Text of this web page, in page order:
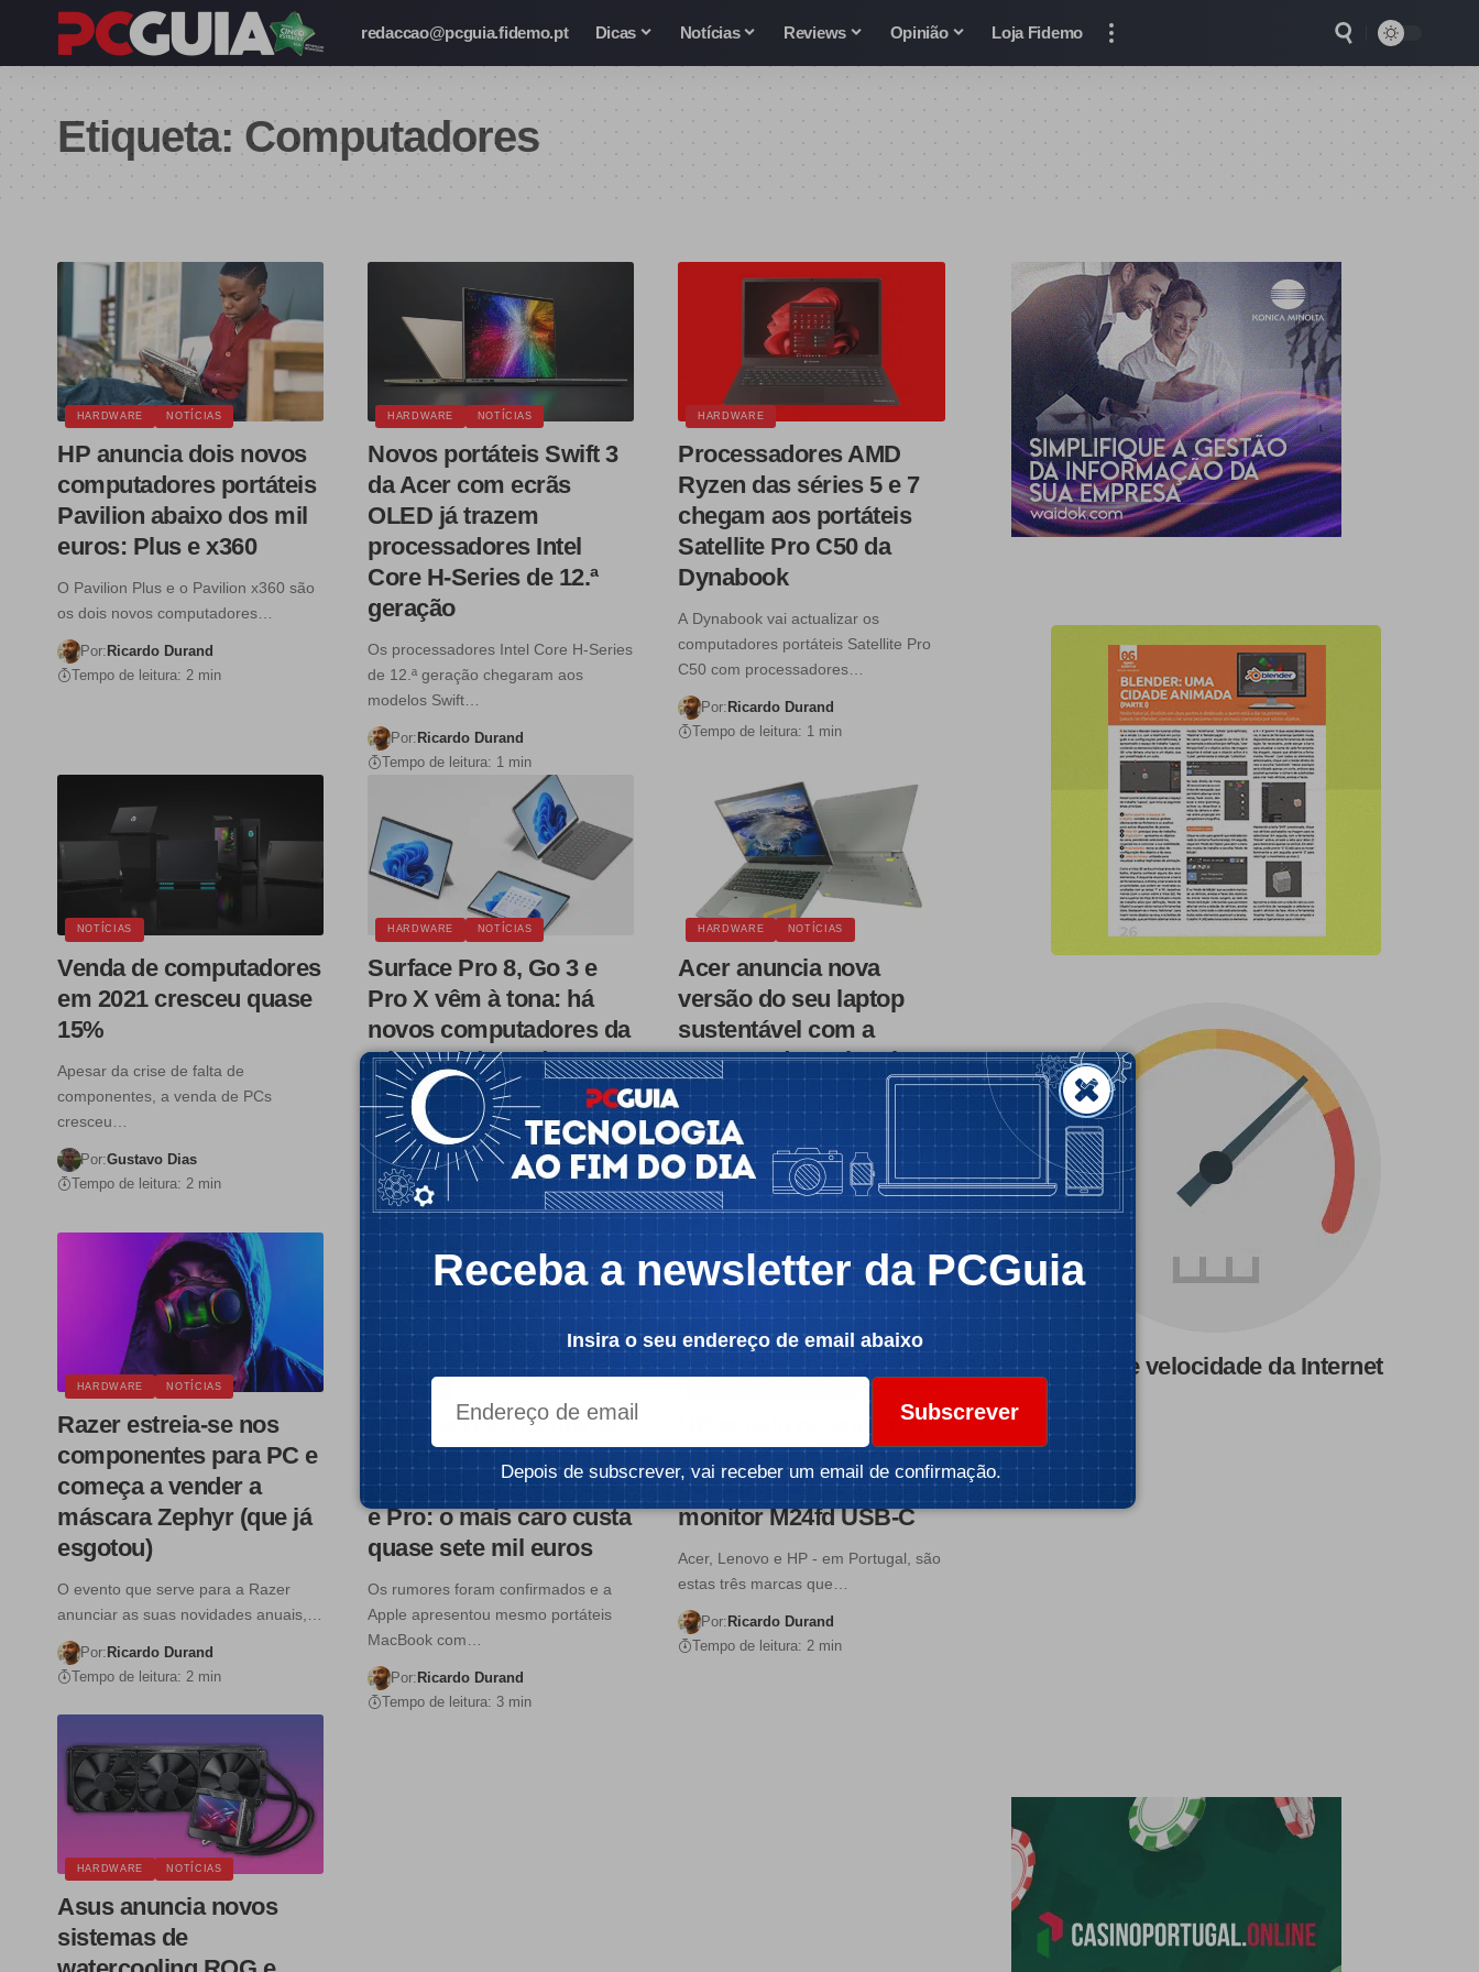
redaccao@pcguia.fidemo.pt Dicas Notícias Reviews Opinião Loja Fidemo
Etiqueta: Computadores
HARDWARE NOTÍCIAS
HP anuncia dois novos
computadores portáteis
Pavilion abaixo dos mil
euros: Plus e x360
O Pavilion Plus e o Pavilion x360 são
os dois novos computadores…
Por: Ricardo Durand
Tempo de leitura: 2 min
HARDWARE NOTÍCIAS
Novos portáteis Swift 3
da Acer com ecrãs
OLED já trazem
processadores Intel
Core H-Series de 12.ª
geração
Os processadores Intel Core H-Series
de 12.ª geração chegaram aos
modelos Swift…
Por: Ricardo Durand
Tempo de leitura: 1 min
HARDWARE
Processadores AMD
Ryzen das séries 5 e 7
chegam aos portáteis
Satellite Pro C50 da
Dynabook
A Dynabook vai actualizar os
computadores portáteis Satellite Pro
C50 com processadores…
Por: Ricardo Durand
Tempo de leitura: 1 min
NOTÍCIAS
Venda de computadores
em 2021 cresceu quase
15%
Apesar da crise de falta de
componentes, a venda de PCs
cresceu…
Por:Gustavo Dias
Tempo de leitura: 2 min
HARDWARE NOTÍCIAS
Surface Pro 8, Go 3 e
Pro X vêm à tona: há
novos computadores da
Microsoft à venda em
Portugal
A Microsoft começou esta semana a
vender, na sua loja online em…
Por:Ricardo Durand
Tempo de leitura: 2 min
HARDWARE NOTÍCIAS
Acer anuncia nova
versão do seu laptop
sustentável com a
“marca” da National
Geographic
O Vero, um laptop da Acer feito com
plástico reciclado e cuja…
Por:
Ricardo Durand
Tempo de leitura: 2 min
HARDWARE NOTÍCIAS
Razer estreia-se nos
componentes para PC e
começa a vender a
máscara Zephyr (que já
esgotou)
O evento que serve para a Razer
anunciar as suas novidades anuais,…
Por: Ricardo Durand
Tempo de leitura: 2 min
MACGUIA
Apple apresenta novos
MacBook Pro com
processadores M1 Max
e Pro: o mais caro custa
quase sete mil euros
Os rumores foram confirmados e a
Apple apresentou mesmo portáteis
MacBook com…
Por: Ricardo Durand
Tempo de leitura: 3 min
HP aposta no universo
Chromebook com o
novo portátil x2 11 e o
monitor M24fd USB-C
Acer, Lenovo e HP - em Portugal, são
estas três marcas que…
Por: Ricardo Durand
Tempo de leitura: 2 min
HARDWARE NOTÍCIAS
Asus anuncia novos
sistemas de
Teste de velocidade da Internet
Receba a newsletter da PCGuia
Insira o seu endereço de email abaixo
Subscrever
Depois de subscrever, vai receber um email de confirmação.